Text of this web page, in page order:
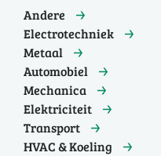
Andere
Electrotechniek
Metaal
Automobiel
Mechanica
Elektriciteit
Transport
HVAC & Koeling